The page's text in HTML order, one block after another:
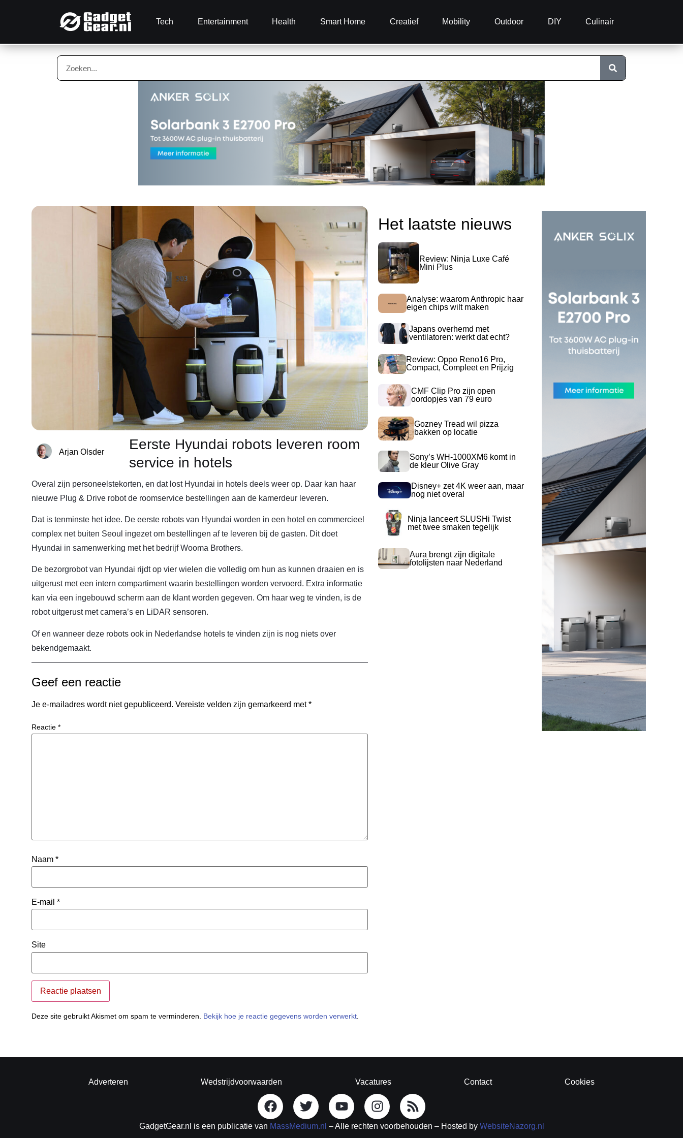
Tech Entertainment Health Smart Home Creatief Mobility Outdoor DIY Culinair
Arjan Olsder
Eerste Hyundai robots leveren room
service in hotels
Overal zijn personeelstekorten, en dat lost Hyundai in hotels deels weer op. Daar kan haar
nieuwe Plug & Drive robot de roomservice bestellingen aan de kamerdeur leveren.
Dat is tenminste het idee. De eerste robots van Hyundai worden in een hotel en commercieel
complex net buiten Seoul ingezet om bestellingen af te leveren bij de gasten. Dit doet
Hyundai in samenwerking met het bedrijf Wooma Brothers.
De bezorgrobot van Hyundai rijdt op vier wielen die volledig om hun as kunnen draaien en is
uitgerust met een intern compartiment waarin bestellingen worden vervoerd. Extra informatie
kan via een ingebouwd scherm aan de klant worden gegeven. Om haar weg te vinden, is de
robot uitgerust met camera’s en LiDAR sensoren.
Of en wanneer deze robots ook in Nederlandse hotels te vinden zijn is nog niets over
bekendgemaakt.
Geef een reactie
Je e-mailadres wordt niet gepubliceerd. Vereiste velden zijn gemarkeerd met*
Reactie *
Naam *
E-mail *
Site
Deze site gebruikt Akismet om spam te verminderen. Bekijk hoe je reactie gegevens worden verwerkt.
Het laatste nieuws
Review: Ninja Luxe Café
Mini Plus
Analyse: waarom Anthropic haar
eigen chips wilt maken
Japans overhemd met
ventilatoren: werkt dat echt?
Review: Oppo Reno16 Pro,
Compact, Compleet en Prijzig
CMF Clip Pro zijn open
oordopjes van 79 euro
Gozney Tread wil pizza
bakken op locatie
Sony’s WH-1000XM6 komt in
de kleur Olive Gray
Disney+ zet 4K weer aan, maar
nog niet overal
Ninja lanceert SLUSHi Twist
met twee smaken tegelijk
Aura brengt zijn digitale
fotolijsten naar Nederland
Adverteren Wedstrijdvoorwaarden Vacatures Contact Cookies
GadgetGear.nl is een publicatie van MassMedium.nl – Alle rechten voorbehouden – Hosted by WebsiteNazorg.nl